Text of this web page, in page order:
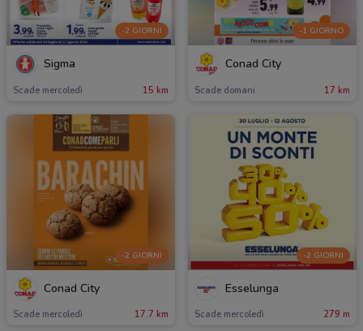
-2 GIORNI
Sigma
Scade mercoledì 15 km
-1 GIORNO
Conad City
Scade domani 17 km
-2 GIORNI
Conad City
Scade mercoledì 17.7 km
-2 GIORNI
Esselunga
Scade mercoledì 279 m